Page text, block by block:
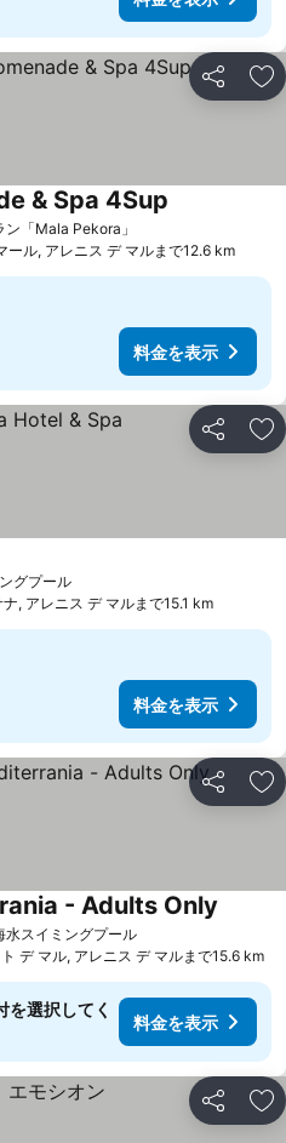
シェア お
「Mala Pekora」
& Spa 4Sup
ール, アレニス デ マルまで12.6 km
料金を表示
シェア お
グプール料金を表示
, アレニス デ マルまで15.1 km
料金を表示
シェア お
水スイミングプール料金を表示
- Adults Only
デ マル, アレニス デ マルまで15.6 km
を選択してく
料金を表示
シェア お